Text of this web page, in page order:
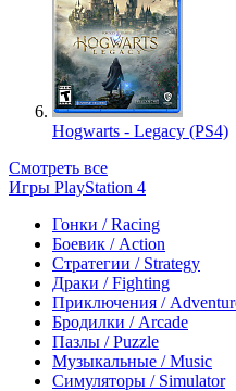
Hogwarts - Legacy (PS4)
Смотреть все
Игры PlayStation 4
Гонки / Racing
Боевик / Action
Стратегии / Strategy
Драки / Fighting
Приключения /
Бродилки / Arcade
Пазлы / Puzzle
Музыкальные / Music
Симуляторы / Simulator